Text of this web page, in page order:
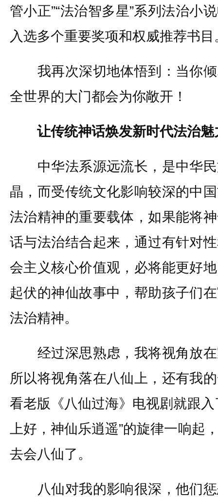
管小正”“法治智多星”系列法治小
入选多个重要奖项和权威推荐书目
我再次深切地体悟到：当你倾
全世界的大门都会为你敞开！
让传统神话焕发新时代法治魅
中华法系源远流长，是中华民
晶，而受传统文化影响较深的中
法治精神的重要载体，如果能将
话与法治结合起来，通过有针对
会主义核心价值观，必将能更好
起伏的神仙故事中，帮助孩子们
法治精神。
经过深思熟虑，我将视角放在
所以将视角落在八仙上，还有我
看老版《八仙过海》电视剧就跟
上好，神仙乐逍遥”的旋律一响起
去会八仙了。
八仙对我的影响很深，他们惩